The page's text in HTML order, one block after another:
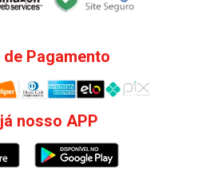
Pagamento
nosso APP